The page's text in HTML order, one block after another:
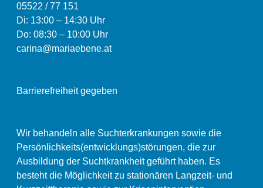
05522 / 77 151
Di: 13:00 – 14:30 Uhr
Do: 08:30 – 10:00 Uhr
carina@mariaebene.at
Barrierefreiheit gegeben
Wir behandeln alle Suchterkrankungen sowie die
Persönlichkeits(entwicklungs)störungen, die zur
Ausbildung der Suchtkrankheit geführt haben. Es
besteht die Möglichkeit zu stationären Langzeit- und